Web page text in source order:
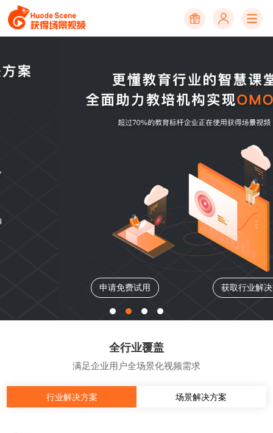
申请免费试用 获取行业解决方案
全行业覆盖
满足企业用户全场景化视频需求
行业解决方案 场景解决方案